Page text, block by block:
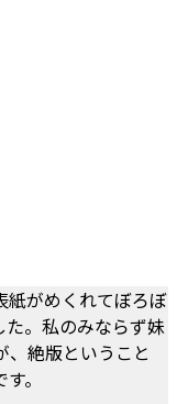
紙がめくれてぼろぼ
。私のみならず妹
、絶版ということ
。